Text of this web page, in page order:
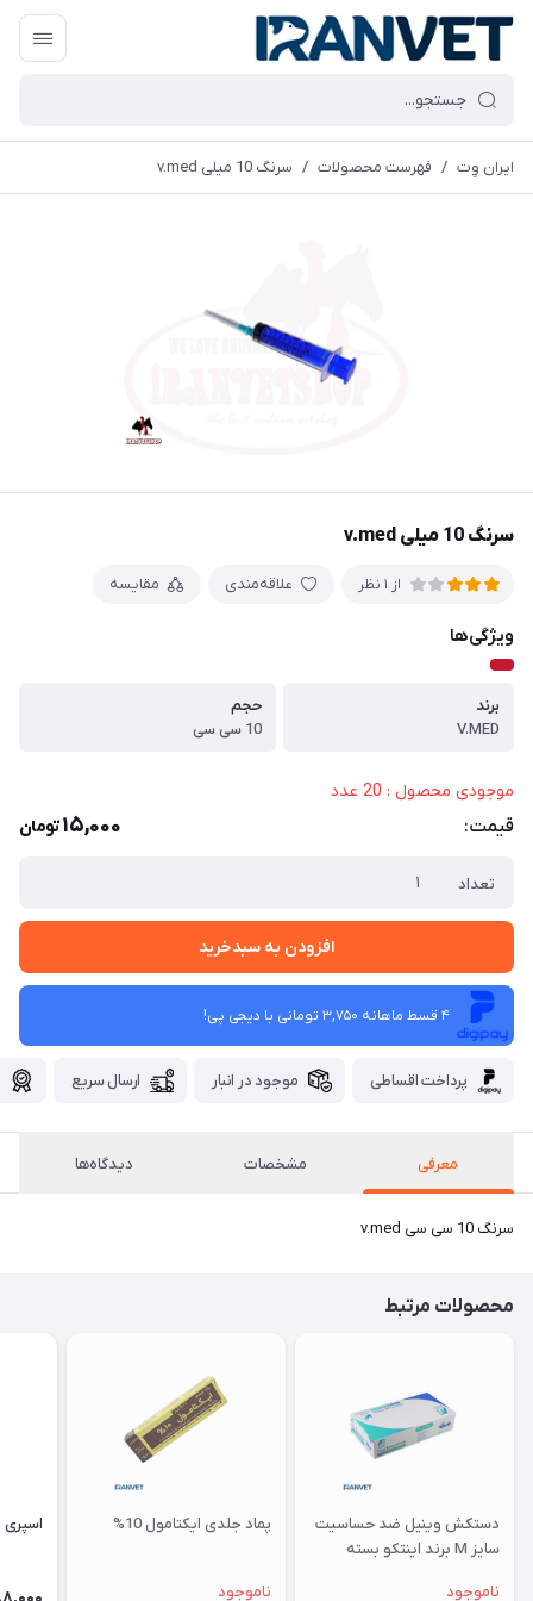
ایران وِت / فهرست محصولات / سرنگ 10 میلی v.med
سرنگ 10 میلی v.med
از 1 نظر علاقه‌مندی مقایسه
ویژگی‌ها
برند
V.MED
حجم
10 سی سی
موجودی محصول : 20 عدد
قیمت: 15,000تومان
تعداد
افزودن به سبدخرید
4 قسط ماهانه 3,750 تومانی با دیجی ‌پی!
پرداخت اقساطی موجود در انبار ارسال سریع
معرفی مشخصات دیدگاه‌ها
سرنگ 10 سی سی v.med
محصولات مرتبط
دستکش وینیل ضد حساسیت
سایز M برند اینتکو بسته
ناموجود
پماد جلدی ایکتامول 10%
ناموجود